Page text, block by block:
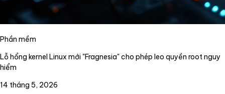
Phần mềm
Lỗ hổng kernel Linux mới "Fragnesia" cho phép leo quyền root nguy
hiểm
14 tháng 5, 2026